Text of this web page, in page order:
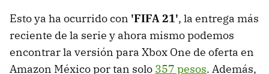
Esto ya ha ocurrido con 'FIFA 21', la entrega más
reciente de la serie y ahora mismo podemos
encontrar la versión para Xbox One de oferta en
Amazon México por tan solo 357 pesos. Además,